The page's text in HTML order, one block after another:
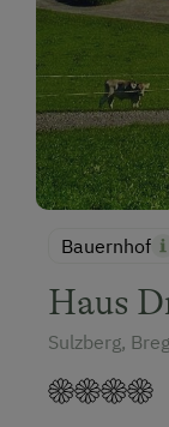
Bauernhof
Haus
Sulzberg,